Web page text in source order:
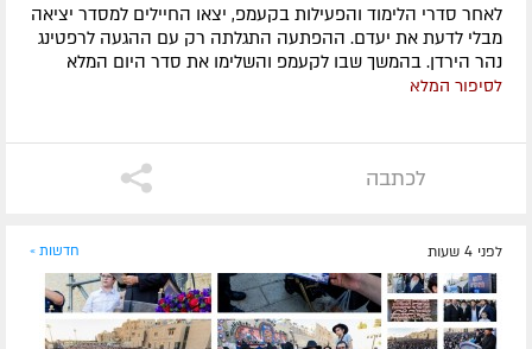
לאחר סדרי הלימוד והפעילות בקעמפ, יצאו החיילים למסדר יציאה
מבלי לדעת את יעדם. ההפתעה התגלתה רק עם ההגעה לרפטינג
נהר הירדן. בהמשך שבו לקעמפ והשלימו את סדר היום המלא
לסיפור המלא
לכתבה
לפני 4 שעות חדשות »